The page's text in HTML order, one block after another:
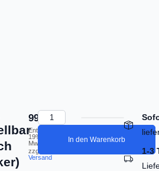
99,00
Enthält
19%
MwSt.
zzgl.
Versand
In den Warenkorb
1-3